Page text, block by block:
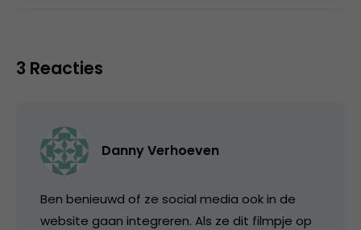
3 Reacties
Danny Verhoeven
Ben benieuwd of ze social media ook in de
website gaan integreren. Als ze dit filmpje op